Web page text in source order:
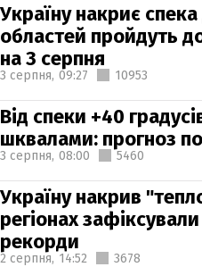
Україну накриє
областей пройдуть
на 3 серпня
3 серпня, 09:27 10953
Від спеки +40
шквалами: прогноз
3 серпня, 08:00 5460
Україну накрив
регіонах
рекорди
2 серпня, 14:52 3678